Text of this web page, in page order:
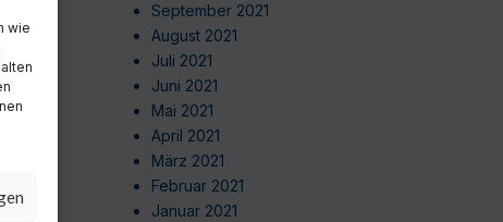
wie
September 2021
August 2021
Juli 2021
Juni 2021
Mai 2021
April 2021
März 2021
Februar 2021
Januar 2021